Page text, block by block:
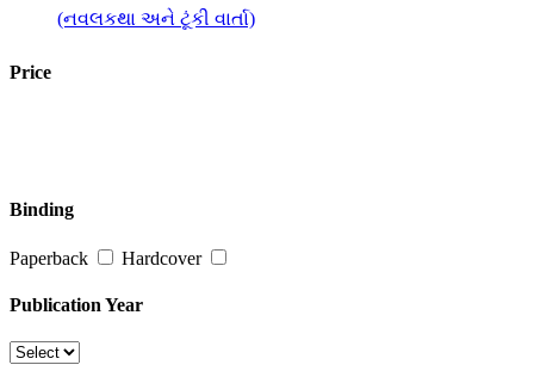
(નવલકથા અને ટૂંકી વાર્તા)
Inspirational, Self Help & Reflective
(જીવન-વિકાસ માટે પ્રેરણાત્મક પુસ્તકો)
Religion, Spirituality & Philosophy
(ધર્મ, અધ્યાત્મ અને તત્વજ્ઞાન)
Price
Binding
Paperback Hardcover
Publication Year